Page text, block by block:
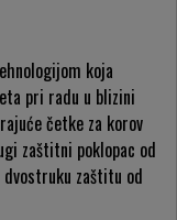
koja
pri radu u blizini
četke za korov
zaštitni poklopac od
zaštitu od